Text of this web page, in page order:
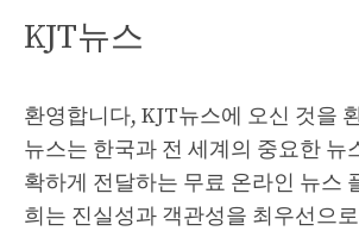
KJT뉴스
환영합니다, KJT뉴스에 오신 것을
뉴스는 한국과 전 세계의 중요한 뉴
확하게 전달하는 무료 온라인 뉴스
희는 진실성과 객관성을 최우선으